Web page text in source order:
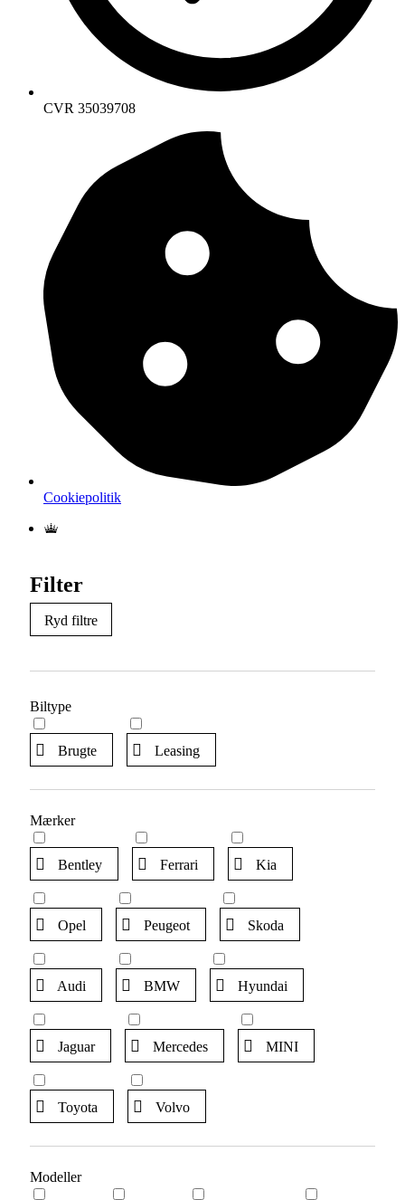
CVR 35039708
Cookiepolitik
Filter
Ryd filtre
Biltype
Brugte Leasing
Mærker
Bentley Ferrari Kia
Opel Peugeot Skoda
Audi BMW Hyundai
Jaguar Mercedes MINI
Toyota Volvo
Modeller